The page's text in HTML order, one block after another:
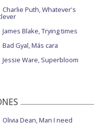
Charlie Puth, Whatever's
James Blake, Trying times
Bad Gyal, Más cara
Jessie Ware, Superbloom
Olivia Dean, Man I need